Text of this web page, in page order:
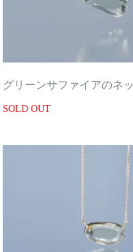
グリーンサファイアのネ
SOLD OUT